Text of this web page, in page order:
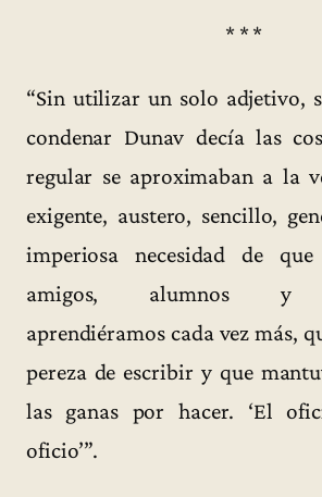
* * *
“Sin utilizar un solo adjetivo,
condenar Dunav decía las
regular se aproximaban a la
exigente, austero, sencillo,
imperiosa necesidad de
amigos, alumnos y
aprendiéramos cada vez más,
pereza de escribir y que
las ganas por hacer. ‘El
oficio’”.